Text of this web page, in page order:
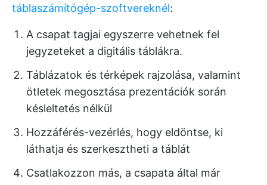
táblaszámítógép-szoftvereknél:
A csapat tagjai egyszerre vehetnek fel
jegyzeteket a digitális táblákra.
Táblázatok és térképek rajzolása, valamint
ötletek megosztása prezentációk során
késleltetés nélkül
Hozzáférés-vezérlés, hogy eldöntse, ki
láthatja és szerkesztheti a táblát
Csatlakozzon más, a csapata által már